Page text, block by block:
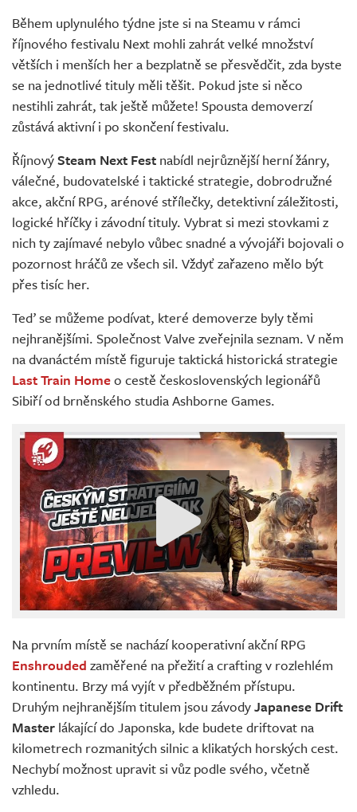
Živě
Během uplynulého týdne jste si na Steamu v rámci
říjnového festivalu Next mohli zahrát velké množství
větších i menších her a bezplatně se přesvědčit, zda byste
se na jednotlivé tituly měli těšit. Pokud jste si něco
nestihli zahrát, tak ještě můžete! Spousta demoverzí
zůstává aktivní i po skončení festivalu.
ŘíjnovýSteam Next Fest nabídl nejrůznější herní žánry,
válečné, budovatelské i taktické strategie, dobrodružné
akce, akční RPG, arénové střílečky, detektivní záležitosti,
logické hříčky i závodní tituly. Vybrat si mezi stovkami z
nich ty zajímavé nebylo vůbec snadné a vývojáři bojovali o
pozornost hráčů ze všech sil. Vždyť zařazeno mělo být
přes tisíc her.
Teď se můžeme podívat, které demoverze byly těmi
nejhranějšími. Společnost Valve zveřejnila seznam. V něm
na dvanáctém místě figuruje taktická historická strategie
Last Train Homeo cestě československých legionářů
Sibiří od brněnského studia Ashborne Games.
Na prvním místě se nachází kooperativní akční RPG
Enshrouded zaměřené na přežití a crafting v rozlehlém
kontinentu. Brzy má vyjít v předběžném přístupu.
Druhým nejhranějším titulem jsou závodyJapanese Drift
Master lákající do Japonska, kde budete driftovat na
kilometrech rozmanitých silnic a klikatých horských cest.
Nechybí možnost upravit si vůz podle svého, včetně
vzhledu.